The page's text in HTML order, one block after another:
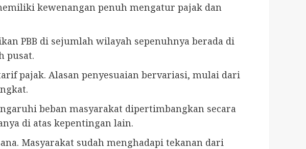
kewenangan penuh mengatur pajak dan
PBB di sejumlah wilayah sepenuhnya berada di
pusat.
pajak. Alasan penyesuaian bervariasi, mulai dari
beban masyarakat dipertimbangkan secara
di atas kepentingan lain.
Masyarakat sudah menghadapi tekanan dari